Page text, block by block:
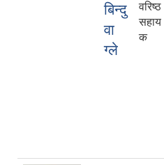
बिन्दु
वा
ग्ले
वरिष्ठ
सहाय
क